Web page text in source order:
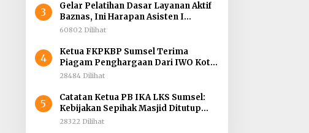
3
Gelar Pelatihan Dasar Layanan Aktif
Baznas, Ini Harapan Asisten I
Pemprov Sumsel
60802 Dilihat
4
Ketua FKPKBP Sumsel Terima
Piagam Penghargaan Dari IWO Kota
Palembang
28484 Dilihat
5
Catatan Ketua PB IKA LKS Sumsel:
Kebijakan Sepihak Masjid Ditutup
Mall Dibuka, Menghidupkan Dunia
28322 Dilihat